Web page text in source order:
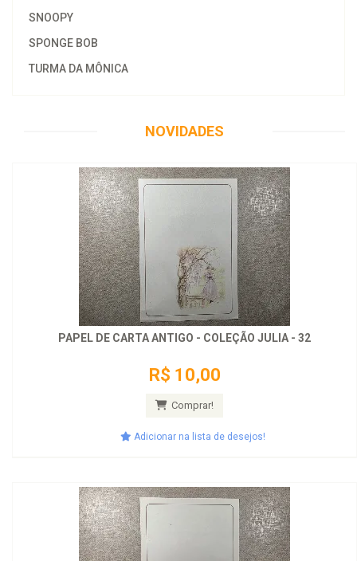
SNOOPY
SPONGE BOB
TURMA DA MÔNICA
NOVIDADES
PAPEL DE CARTA ANTIGO - COLEÇÃO JULIA - 32
R$ 10,00
Comprar!
Adicionar na lista de desejos!